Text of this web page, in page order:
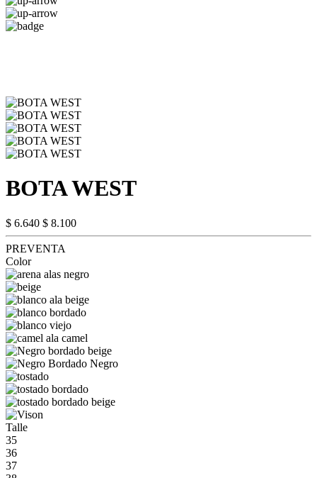
BOTA WEST
$ 6.640 $ 8.100
PREVENTA
Color
Talle
35
36
37